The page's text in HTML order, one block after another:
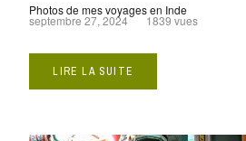
Photos de mes voyages en Inde
septembre 27, 2024 1839 vues
LIRE LA SUITE